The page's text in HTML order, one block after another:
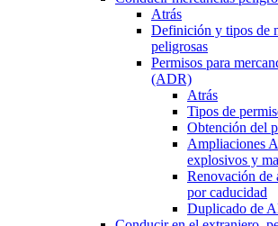
Atrás
Definición y tipos de
peligrosas
Permisos para
(ADR)
Atrás
Tipos de
Obtención del
Ampliaciones
explosivos y
Renovación de
por caducidad
Duplicado de